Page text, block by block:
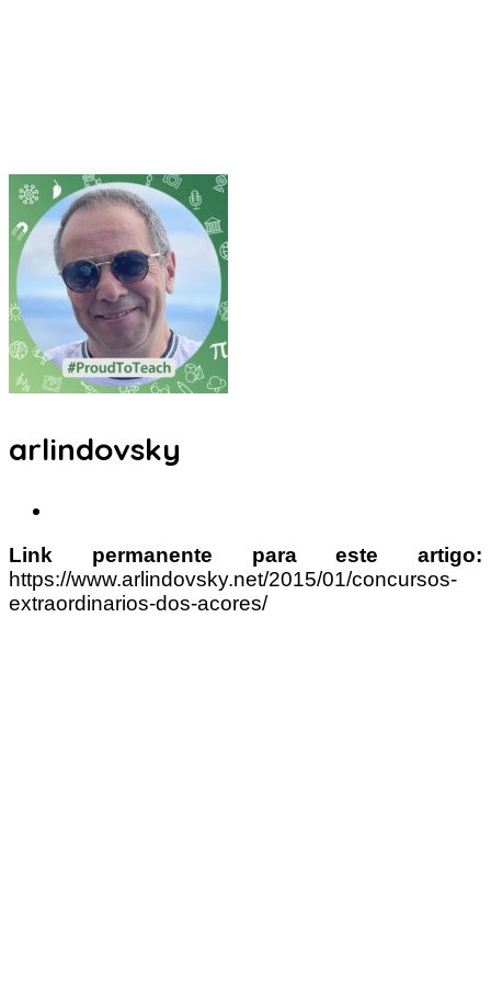
arlindovsky
Link permanente para este artigo:
https://www.arlindovsky.net/2015/01/concursos-
extraordinarios-dos-acores/